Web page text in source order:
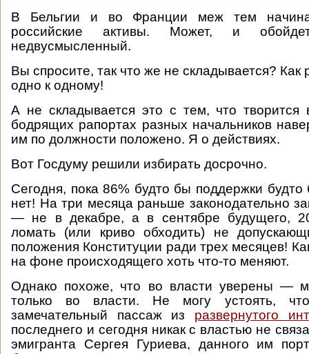
В Бельгии и во Франции меж тем
российские активы. Может, и
недвусмысленный.
Вы спросите, так что же не складывается? Как
одно к одному!
А не складывается это с тем, что
бодрящих рапортах разных начальников
им по должности положено. Я о действиях.
Вот Госдуму решили избирать досрочно.
Сегодня, пока 86% будто бы поддержки
нет! На три месяца раньше законодательно
— не в декабре, а в сентябре будущего,
ломать (или криво обходить) не
положения Конституции ради трех месяцев!
на фоне происходящего хоть что-то меняют.
Однако похоже, что во власти уверены —
только во власти. Не могу устоять,
замечательный пассаж из развернутого
последнего и сегодня никак с властью не
эмигранта Сергея Гуриева, данного им